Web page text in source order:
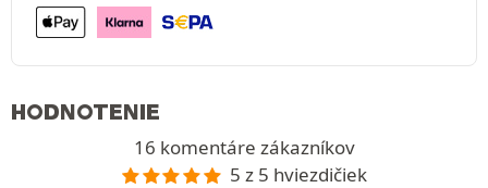
HODNOTENIE
16 komentáre zákazníkov
5 z 5 hviezdičiek